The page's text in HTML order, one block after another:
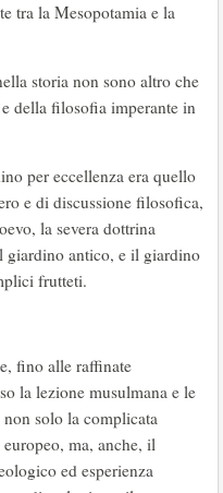
tra la Mesopotamia e la
storia non sono altro che
della filosofia imperante in
per eccellenza era quello
e di discussione filosofica,
la severa dottrina
giardino antico, e il giardino
frutteti.
fino alle raffinate
la lezione musulmana e le
solo la complicata
ma, anche, il
ed esperienza